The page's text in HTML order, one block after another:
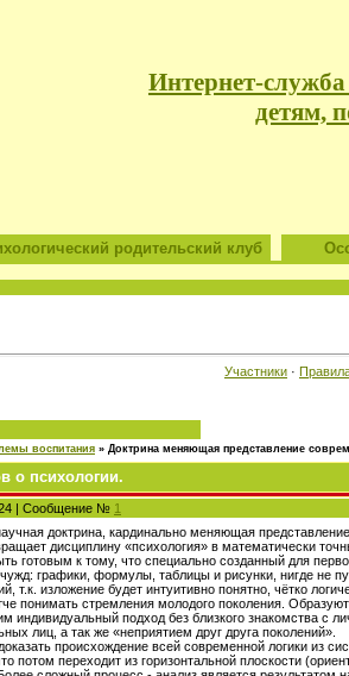
Интернет-
детям,
родительский клуб
Участники ·
воспитания » Доктрина меняющая представление
о психологии.
| Сообщение № 1
доктрина, кардинально меняющая
дисциплину «психология» в математически
готовым к тому, что специально созданный для
графики, формулы, таблицы и рисунки, нигде не
т.к. изложение будет интуитивно понятно, чётко
понимать стремления молодого поколения.
индивидуальный подход без близкого знакомства с
лиц, а так же «неприятием друг друга поколений».
доказать происхождение всей современной логики
потом переходит из горизонтальной плоскости